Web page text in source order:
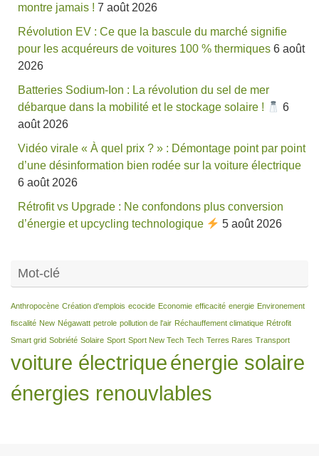
montre jamais ! 7 août 2026
Révolution EV : Ce que la bascule du marché signifie
pour les acquéreurs de voitures 100 % thermiques 6 août
2026
Batteries Sodium-Ion : La révolution du sel de mer
débarque dans la mobilité et le stockage solaire !
6
août 2026
Vidéo virale « À quel prix ? » : Démontage point par point
d’une désinformation bien rodée sur la voiture électrique
6 août 2026
Rétrofit vs Upgrade : Ne confondons plus conversion
d’énergie et upcycling technologique
5 août 2026
Mot-clé
Anthropocène Création d'emplois ecocide Economie efficacité energie Environement
fiscalité New Négawatt petrole pollution de l'air Réchauffement climatique Rétrofit
Smart grid Sobriété Solaire Sport Sport New Tech Tech Terres Rares Transport
voiture électriqueénergie solaire
énergies renouvlables